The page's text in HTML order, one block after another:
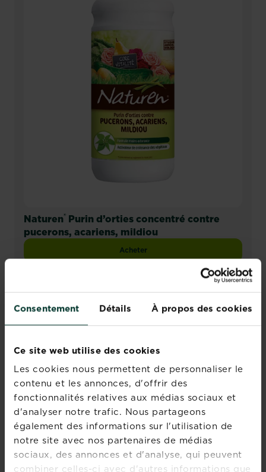
Consentement Détails À propos des cookies
Ce site web utilise des cookies
Les cookies nous permettent de personnaliser le
contenu et les annonces, d'offrir des
fonctionnalités relatives aux médias sociaux et
d'analyser notre trafic. Nous partageons
également des informations sur l'utilisation de
notre site avec nos partenaires de médias
sociaux, des annonces et d'analyse, qui peuvent
combiner celles-ci avec d'autres informations que
Naturen® Purin d’orties concentré contre
pucerons, acariens, mildiou
Acheter
Naturen® Purin d’orties concentré
Comparez les revendeurs et les stocks